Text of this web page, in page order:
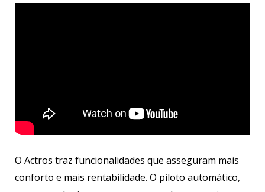
O Actros traz funcionalidades que asseguram mais
conforto e mais rentabilidade. O piloto automático,